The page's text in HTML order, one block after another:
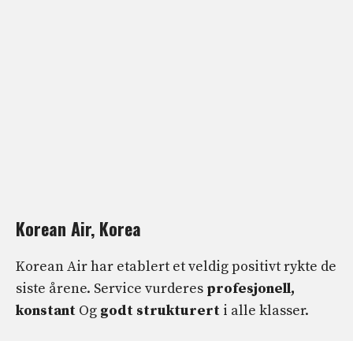
Korean Air, Korea
Korean Air har etablert et veldig positivt rykte de
siste årene. Service vurderes profesjonell,
konstant Og godt strukturert i alle klasser.